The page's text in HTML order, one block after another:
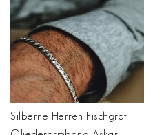
Silberne Herren Fischgrät